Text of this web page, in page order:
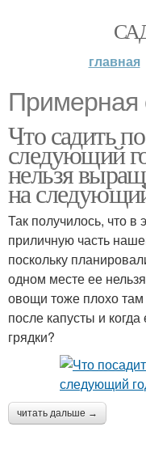
главная
Примерная
Что садить
следующий
нельзя
на
Так получилось, что в
приличную часть
поскольку
одном месте ее
овощи тоже плохо там
после капусты и
грядки?
читать дальше →